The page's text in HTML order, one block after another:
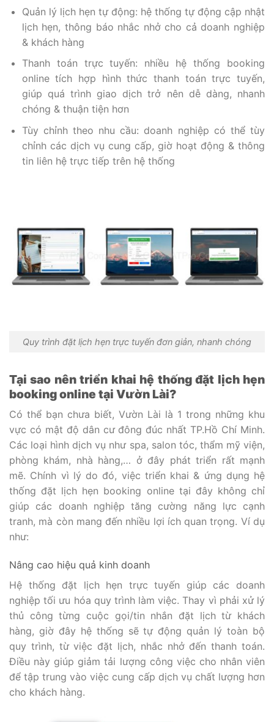
Quản lý lịch hẹn tự động: hệ thống tự động cập nhật
lịch hẹn, thông báo nhắc nhở cho cả doanh nghiệp
& khách hàng
Thanh toán trực tuyến: nhiều hệ thống booking
online tích hợp hình thức thanh toán trực tuyến,
giúp quá trình giao dịch trở nên dễ dàng, nhanh
chóng & thuận tiện hơn
Tùy chỉnh theo nhu cầu: doanh nghiệp có thể tùy
chỉnh các dịch vụ cung cấp, giờ hoạt động & thông
tin liên hệ trực tiếp trên hệ thống
Quy trình đặt lịch hẹn trực tuyến đơn giản, nhanh chóng
Tại sao nên triển khai hệ thống đặt lịch hẹn
booking online tại Vườn Lài?
Có thể bạn chưa biết, Vườn Lài là 1 trong những khu
vực có mật độ dân cư đông đúc nhất TP.Hồ Chí Minh.
Các loại hình dịch vụ như spa, salon tóc, thẩm mỹ viện,
phòng khám, nhà hàng,… ở đây phát triển rất mạnh
mẽ. Chính vì lý do đó, việc triển khai & ứng dụng hệ
thống đặt lịch hẹn booking online tại đây không chỉ
giúp các doanh nghiệp tăng cường năng lực cạnh
tranh, mà còn mang đến nhiều lợi ích quan trọng. Ví dụ
như:
Nâng cao hiệu quả kinh doanh
Hệ thống đặt lịch hẹn trực tuyến giúp các doanh
nghiệp tối ưu hóa quy trình làm việc. Thay vì phải xử lý
thủ công từng cuộc gọi/tin nhắn đặt lịch từ khách
hàng, giờ đây hệ thống sẽ tự động quản lý toàn bộ
quy trình, từ việc đặt lịch, nhắc nhở đến thanh toán.
Điều này giúp giảm tải lượng công việc cho nhân viên
để tập trung vào việc cung cấp dịch vụ chất lượng hơn
cho khách hàng.